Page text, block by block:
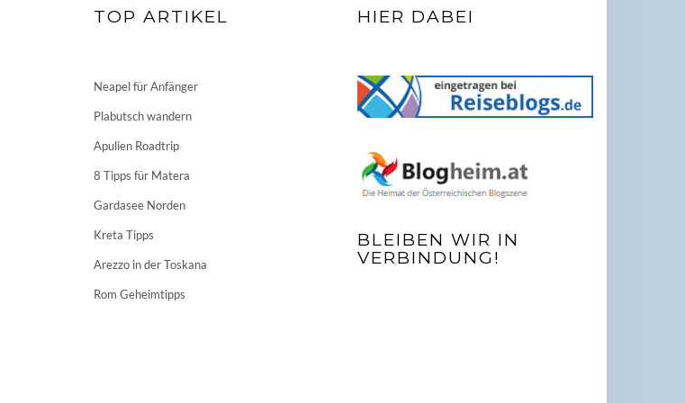
TOP ARTIKEL
Neapel für Anfänger
Plabutsch wandern
Apulien Roadtrip
8 Tipps für Matera
Gardasee Norden
Kreta Tipps
Arezzo in der Toskana
Rom Geheimtipps
HIER DABEI
BLEIBEN WIR IN
VERBINDUNG!